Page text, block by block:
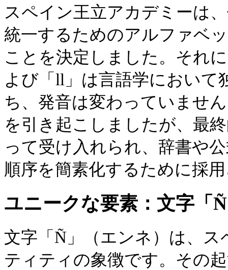
スペイン王立アカデミーは
統一するためのアルファベ
ことを決定しました。それ
よび「ll」は言語学において
ち、発音は変わっていませ
を引き起こしましたが、最
って受け入れられ、辞書や
順序を簡素化するために採
ユニークな要素：文字「
文字「Ñ」（エンネ）は、
ティティの象徴です。その